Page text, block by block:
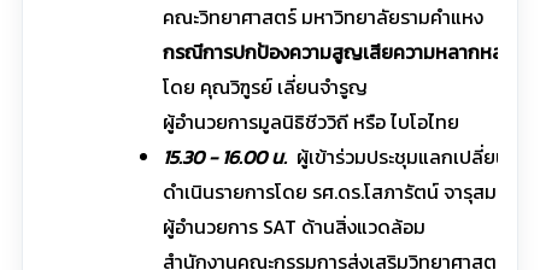
คณะวิทยาศาสตร์ มหาวิทยาลัยรามคำแหง
กรณีการปกป้องความสูญเสียความหลากหลายท
โดย คุณวิฑูรย์ เลี่ยนจำรูญ
ผู้อำนวยการมูลนิธิชีววิถี หรือ ไบโอไทย
15.30 - 16.00 น. ผู้เข้าร่วมประชุมแลกเปลี่ยนคว
ดำเนินรายการโดย รศ.ดร.โสภารัตน์ จารุสมบัติ
ผู้อำนวยการ SAT ด้านสิ่งแวดล้อม
สำนักงานคณะกรรมการส่งเสริมวิทยาศาสตร์ วิ